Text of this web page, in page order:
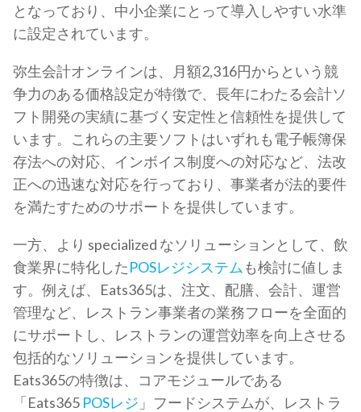
となっており、中小企業にとって導入しやすい水準
に設定されています。
弥生会計オンラインは、月額2,316円からという競
争力のある価格設定が特徴で、長年にわたる会計ソ
フト開発の実績に基づく安定性と信頼性を提供して
います。これらの主要ソフトはいずれも電子帳簿保
存法への対応、インボイス制度への対応など、法改
正への迅速な対応を行っており、事業者が法的要件
を満たすためのサポートを提供しています。
一方、より specialized なソリューションとして、飲
食業界に特化したPOSレジシステム も検討に値しま
す。例えば、Eats365は、注文、配膳、会計、運営
管理など、レストラン事業者の業務フローを全面的
にサポートし、レストランの運営効率を向上させる
包括的なソリューションを提供しています。
Eats365の特徴は、コアモジュールである
「Eats365 POSレジ 」フードシステムが、レストラ